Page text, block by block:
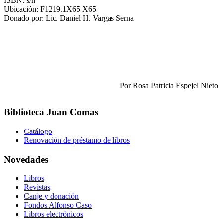
Ubicación: F1219.1X65 X65
Donado por: Lic. Daniel H. Vargas Serna
Por Rosa Patricia Espejel Nieto
Biblioteca Juan Comas
Catálogo
Renovación de préstamo de libros
Novedades
Libros
Revistas
Canje y donación
Fondos Alfonso Caso
Libros electrónicos